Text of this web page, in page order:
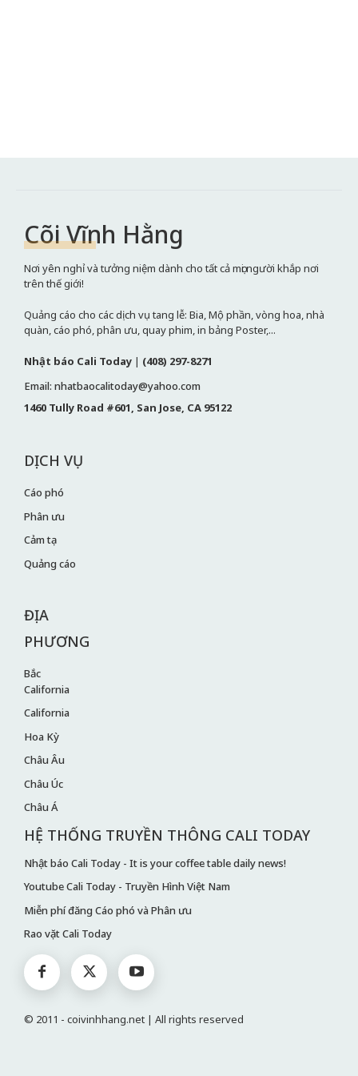
Cõi Vĩnh Hằng
Nơi yên nghỉ và tưởng niệm dành cho tất cả mọi người khắp nơi
trên thế giới!
Quảng cáo cho các dịch vụ tang lễ: Bia, Mộ phần, vòng hoa, nhà
quàn, cáo phó, phân ưu, quay phim, in bảng Poster,...
Nhật báo Cali Today | (408) 297-8271
Email: nhatbaocalitoday@yahoo.com
1460 Tully Road #601, San Jose, CA 95122
DỊCH VỤ
Cáo phó
Phân ưu
Cảm tạ
Quảng cáo
ĐỊA
PHƯƠNG
Bắc
California
California
Hoa Kỳ
Châu Âu
Châu Úc
Châu Á
HỆ THỐNG TRUYỀN THÔNG CALI TODAY
Nhật báo Cali Today - It is your coffee table daily news!
Youtube Cali Today - Truyền Hình Việt Nam
Miễn phí đăng Cáo phó và Phân ưu
Rao vặt Cali Today
© 2011 - coivinhhang.net | All rights reserved